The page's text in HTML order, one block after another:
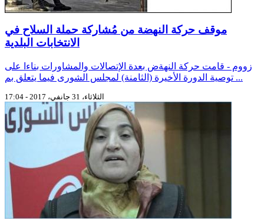
موقف حركة النهضة من مُشاركة حملة السلاح في
الانتخابات البلدية
زووم - قامت حركة النهةض بعدة الإتصالات والمشاورات بناءا على
توصية الدورة الأخيرة (الثامنة) لمجلس الشورى فيما يتعلق بم ...
الثلاثاء، 31 جانفي، 2017 - 17:04